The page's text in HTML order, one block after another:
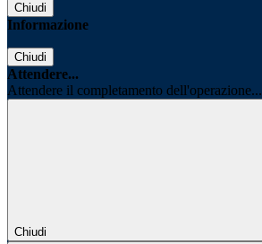
Chiudi
Informazione
Chiudi
Attendere...
Attendere il completamento dell'operazione...
Chiudi